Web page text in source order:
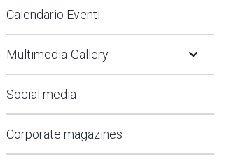
Calendario Eventi
Multimedia-Gallery Open Submenu
Social media
Corporate magazines